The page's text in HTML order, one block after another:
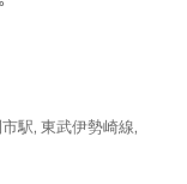
特急りょうもう
駅,東武伊勢崎線,